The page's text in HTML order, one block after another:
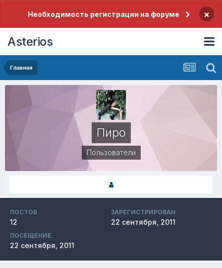
Необходимость регистрации на форуме ×
Asterios
Главная
Пиро
Пользователи
ПОСТОВ
12
ЗАРЕГИСТРИРОВАН
22 сентября, 2011
ПОСЕЩЕНИЕ
22 сентября, 2011